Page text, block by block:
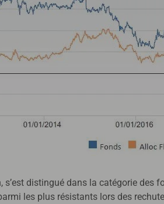
distingué dans la catégorie
les plus résistants lors des